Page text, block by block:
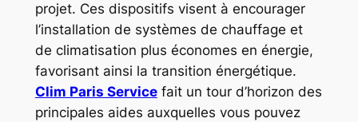
projet. Ces dispositifs visent à encourager
l’installation de systèmes de chauffage et
de climatisation plus économes en énergie,
favorisant ainsi la transition énergétique.
Clim Paris Servicefait un tour d’horizon des
principales aides auxquelles vous pouvez